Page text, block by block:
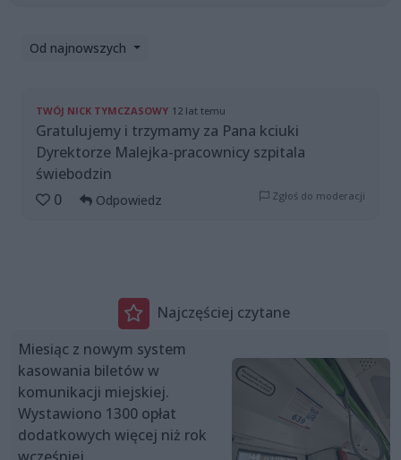
Od najnowszych
TWÓJ NICK TYMCZASOWY 12 lat temu
Gratulujemy i trzymamy za Pana kciuki
Dyrektorze Malejka-pracownicy szpitala
świebodzin
0
Odpowiedz Zgłoś do moderacji
Najczęściej czytane
Miesiąc z nowym system
kasowania biletów w
komunikacji miejskiej.
Wystawiono 1300 opłat
dodatkowych więcej niż rok